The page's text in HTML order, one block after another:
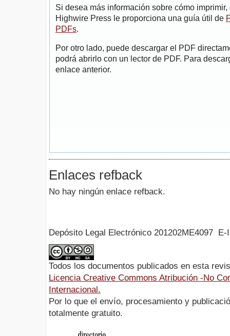
Si desea más información sobre cómo
Highwire Press le proporciona una guía útil de
PDFs.
Por otro lado, puede descargar el PDF
podrá abrirlo con un lector de PDF. Para
enlace anterior.
Enlaces refback
No hay ningún enlace refback.
Depósito Legal Electrónico 201202ME4097 E-
Todos los documentos publicados en esta
Licencia Creative Commons Atribución -No
Internacional.
Por lo que el envío, procesamiento y
totalmente gratuito.